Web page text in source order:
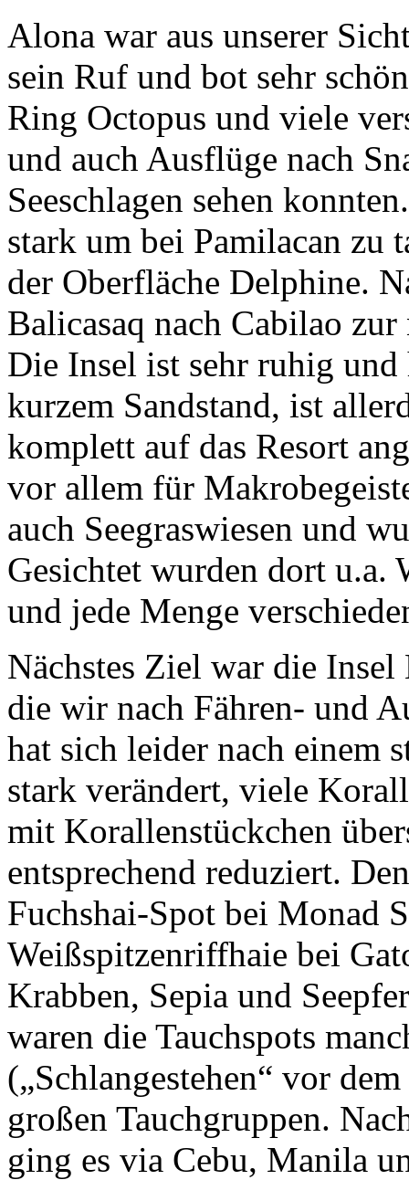
Alona war aus unserer
sein Ruf und bot sehr
Ring Octopus und viele
und auch Ausflüge nach
Seeschlagen sehen
stark um bei Pamilacan zu
der Oberfläche Delphine.
Balicasaq nach Cabilao
Die Insel ist sehr ruhig
kurzem Sandstand, ist
komplett auf das Resort
vor allem für
auch Seegraswiesen und
Gesichtet wurden dort u.a.
und jede Menge
Nächstes Ziel war die
die wir nach Fähren- und
hat sich leider nach einem
stark verändert, viele
mit Korallenstückchen
entsprechend reduziert.
Fuchshai-Spot bei Monad
Weißspitzenriffhaie bei
Krabben, Sepia und
waren die Tauchspots
(„Schlangestehen“ vor
großen Tauchgruppen.
ging es via Cebu, Manila